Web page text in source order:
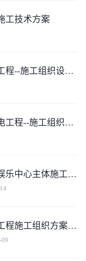
工技术方案
威夷水上乐园高压变配电工程--施工组织设计方案
广东某水上乐园高压变配电工程--施工组织设计方案
深圳游泳跳水馆工程水上娱乐中心主体施工方案
水上舞台设备采购及安装工程施工组织方案.docx
09